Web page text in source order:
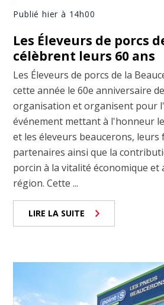
Publié hier à 14h00
Les Éleveurs de porcs
célèbrent leurs 60 ans
Les Éleveurs de porcs de la
cette année le 60e anniversaire
organisation et organisent pour
événement mettant à l'honneur
et les éleveurs beaucerons, leurs
partenaires ainsi que la
porcin à la vitalité économique et
région. Cette ...
LIRE LA SUITE